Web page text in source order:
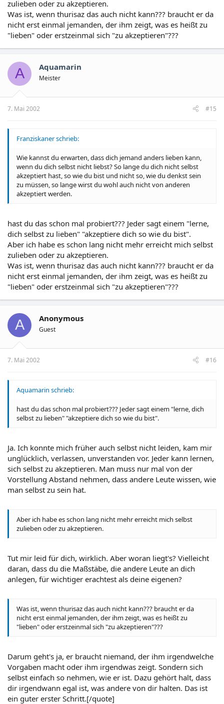
zulieben oder zu akzeptieren.
Was ist, wenn thurisaz das auch nicht kann??? braucht er da
nicht erst einmal jemanden, der ihm zeigt, was es heißt zu
"lieben" oder erstzeinmal sich "zu akzeptieren"???
A Aquamarin
Meister
7. Mai 2002 #15
Franziskaner schrieb:
Wie kannst du erwarten, dass dich jemand anders lieben kann,
wenn du dich selbst nicht liebst? So lange du dich nicht selbst
akzeptiert hast, so wie du bist und nicht so, wie du denkst sein
zu müssen, so lange wirst du wohl auch nicht von anderen
akzeptiert werden.
hast du das schon mal probiert??? Jeder sagt einem "lerne,
dich selbst zu lieben" "akzeptiere dich so wie du bist".
Aber ich habe es schon lang nicht mehr erreicht mich selbst
zulieben oder zu akzeptieren.
Was ist, wenn thurisaz das auch nicht kann??? braucht er da
nicht erst einmal jemanden, der ihm zeigt, was es heißt zu
"lieben" oder erstzeinmal sich "zu akzeptieren"???
A Anonymous
Guest
7. Mai 2002 #16
Aquamarin schrieb:
hast du das schon mal probiert??? Jeder sagt einem "lerne, dich
selbst zu lieben" "akzeptiere dich so wie du bist".
Ja. Ich konnte mich früher auch selbst nicht leiden, kam mir
unglücklich, verlassen, unverstanden vor. Jeder kann lernen,
sich selbst zu akzeptieren. Man muss nur mal von der
Vorstellung Abstand nehmen, dass andere Leute wissen, wie
man selbst zu sein hat.
Aber ich habe es schon lang nicht mehr erreicht mich selbst
zulieben oder zu akzeptieren.
Tut mir leid für dich, wirklich. Aber woran liegt's? Vielleicht
daran, dass du die Maßstäbe, die andere Leute an dich
anlegen, für wichtiger erachtest als deine eigenen?
Was ist, wenn thurisaz das auch nicht kann??? braucht er da
nicht erst einmal jemanden, der ihm zeigt, was es heißt zu
"lieben" oder erstzeinmal sich "zu akzeptieren"???
Darum geht's ja, er braucht niemand, der ihm irgendwelche
Vorgaben macht oder ihm irgendwas zeigt. Sondern sich
selbst einfach so nehmen, wie er ist. Dazu gehört halt, dass
dir irgendwann egal ist, was andere von dir halten. Das ist
ein guter erster Schritt.[/quote]